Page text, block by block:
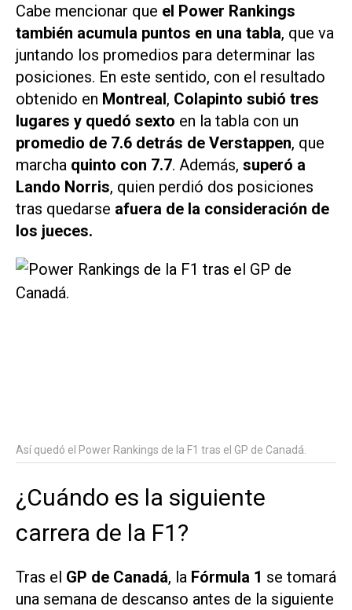
Cabe mencionar que el Power Rankings
también acumula puntos en una tabla, que va
juntando los promedios para determinar las
posiciones. En este sentido, con el resultado
obtenido en Montreal, Colapinto subió tres
lugares y quedó sexto en la tabla con un
promedio de 7.6 detrás de Verstappen, que
marcha quinto con 7.7. Además, superó a
Lando Norris, quien perdió dos posiciones
tras quedarse afuera de la consideración de
los jueces.
Así quedó el Power Rankings de la F1 tras el GP de Canadá.
¿Cuándo es la siguiente
carrera de la F1?
Tras el GP de Canadá, la Fórmula 1 se tomará
una semana de descanso antes de la siguiente